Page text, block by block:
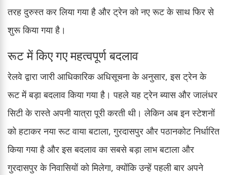
तरह दुरुस्त कर लिया गया है और ट्रेन को नए रूट के साथ फिर से
शुरू किया गया है।
रूट में किए गए महत्वपूर्ण बदलाव
रेलवे द्वारा जारी आधिकारिक अधिसूचना के अनुसार, इस ट्रेन के
रूट में बड़ा बदलाव किया गया है। पहले यह ट्रेन ब्यास और जालंधर
सिटी के रास्ते अपनी यात्रा पूरी करती थी। लेकिन अब इन स्टेशनों
को हटाकर नया रूट वाया बटाला, गुरदासपुर और पठानकोट निर्धारित
किया गया है और इस बदलाव का सबसे बड़ा लाभ बटाला और
गुरदासपुर के निवासियों को मिलेगा, क्योंकि उन्हें पहली बार अपने